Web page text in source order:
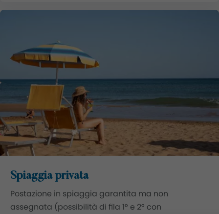
Spiaggia privata
Postazione in spiaggia garantita ma non
assegnata (possibilità di fila 1° e 2° con